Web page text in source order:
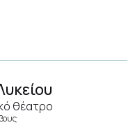
θέατρο